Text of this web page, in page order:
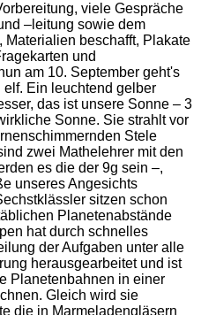
viele Gespräche
–leitung sowie dem
Materialien beschafft, Plakate
und
am 10. September geht's
Ein leuchtend gelber
das ist unsere Sonne – 3
Sonne. Sie strahlt vor
Stele
zwei Mathelehrer mit den
es die der 9g sein –,
unseres Angesichts
sitzen schon
Planetenabstände
hat durch schnelles
der Aufgaben unter alle
herausgearbeitet und ist
Planetenbahnen in einer
Gleich wird sie
die in Marmeladengläsern